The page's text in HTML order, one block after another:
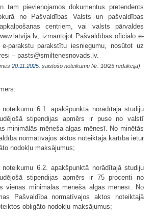
tam pievienojamos dokumentus pretendents
no Pašvaldības Valsts un pašvaldības
centriem, vai valsts pārvaldes
izmantojot Pašvaldības oficiālo e-
parakstu parakstītu iesniegumu, nosūtot uz
– pasts@smiltenesnovads.lv.
20.11.2025. saistošo noteikumu Nr. 10/25 redakcijā)
6.1. apakšpunktā norādītajā studiju
stipendijas apmērs ir puse no valstī
minimālās mēneša algas mēnesī. No minētās
normatīvajos aktos noteiktajā kārtībā ietur
nodokļu maksājumus;
6.2. apakšpunktā norādītajā studiju
stipendijas apmērs ir 75 procenti no
vienas minimālās mēneša algas mēnesī. No
Pašvaldība normatīvajos aktos noteiktajā
obligāto nodokļu maksājumus;